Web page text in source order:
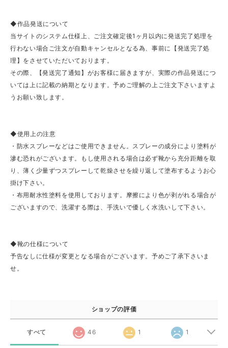
◆作品発送について
当サイトのシステム仕様上、ご注文確定後1ヶ月以内に発送完了処理を
行わない場合ご注文が自動キャンセルとなる為、事前に【発送完了処
理】をさせていただいております。
その際、【発送完了通知】がお客様に届きますが、実際の作品発送につ
いては上に記載の納期となります。予めご理解の上ご注文下さいますよ
うお願い致します。
◆使用上の注意
・防水スプレーなどはご使用できません。スプレーの成分により塗料が
滲む恐れがございます。もし使用される場合は必ず靴から充分距離を取
り、薄く少量ずつスプレーして乾燥させを繰り返して塗布するようお心
掛け下さい。
・布用耐水性塗料を使用しております。摩擦により色が剥がれる場合が
ございますので、洗濯する際は、手洗いで優しく水洗いして下さい。
◆靴の仕様について
予告なしに仕様が変更となる場合がございます。予めご了承下さいま
せ。
ショップの評価
すべて 46 1 1